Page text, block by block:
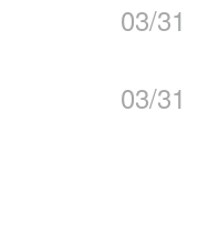
03/31
03/31